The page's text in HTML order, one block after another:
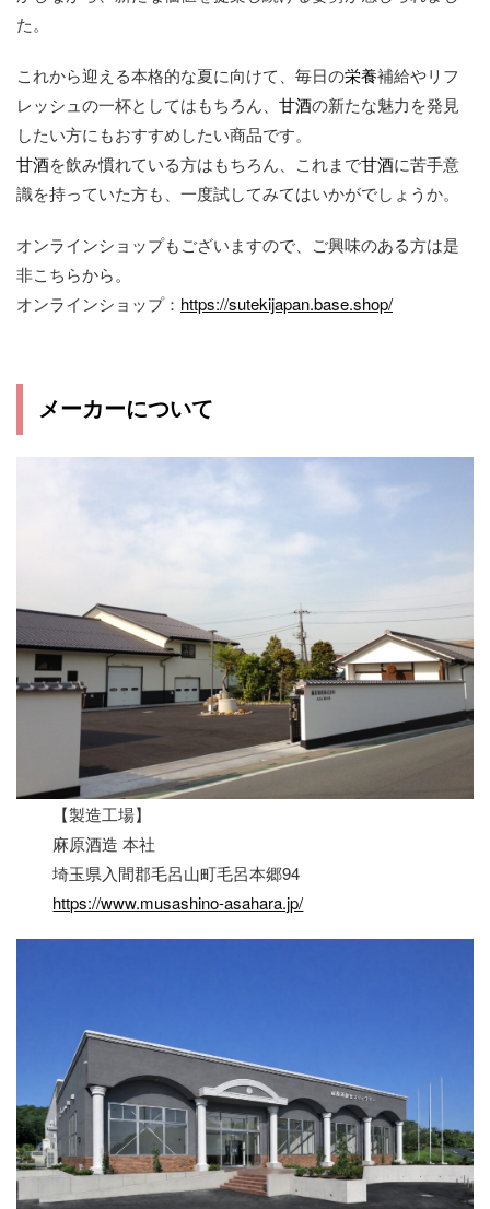
た。
これから迎える本格的な夏に向けて、毎日の栄養補給やリフ
レッシュの一杯としてはもちろん、 甘酒の新たな魅力を発見
したい方にもおすすめしたい商品です。
甘酒を飲み慣れている方はもちろん、これまで甘酒に苦手意
識を持っていた方も、一度試してみてはいかがでしょうか。
オンラインショップもございますので、ご興味のある方は是
非こちらから。
オンラインショップ： https://sutekijapan.base.shop/
メーカーについて
【製造工場】
麻原酒造 本社
埼玉県入間郡毛呂山町毛呂本郷94
https://www.musashino-asahara.jp/